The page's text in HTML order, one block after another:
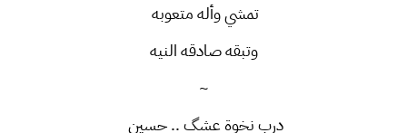
تمشي وأله متعوبه
وتبقه صادقه النيه
~
درب نخوة عشگ .. حسين